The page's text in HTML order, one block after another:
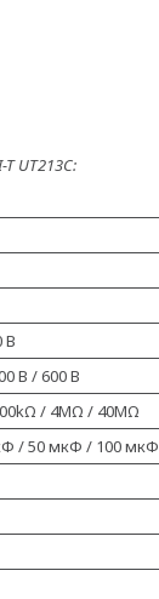
UT213C:
В
В / 600 В
/ 4MΩ / 40MΩ
/ 50 мкФ / 100 мкФ